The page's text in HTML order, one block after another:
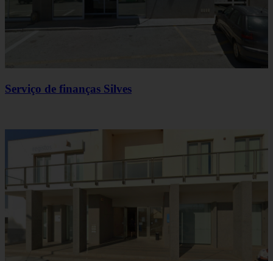
Serviço de finanças Silves